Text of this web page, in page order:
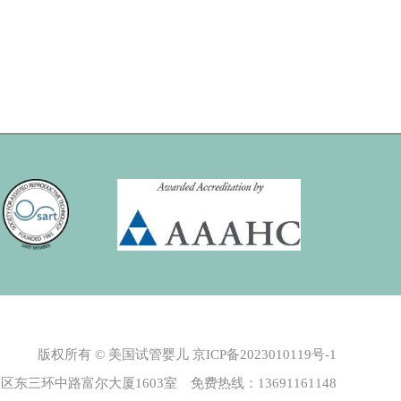
版权所有 © 美国试管婴儿 京ICP备2023010119号-1
东三环中路富尔大厦1603室 免费热线：13691161148